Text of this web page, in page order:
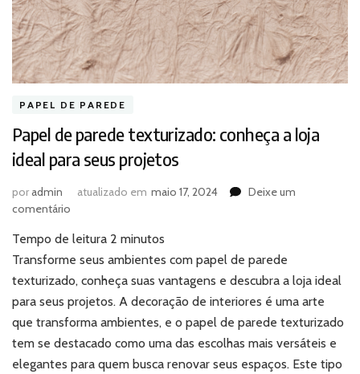
PAPEL DE PAREDE
Papel de parede texturizado: conheça a loja
ideal para seus projetos
poradmin atualizado em maio 17, 2024
Deixe um
comentário
de
parede
texturizado:
a
loja
ideal
para
Tempo de leitura 2 minutos
Transforme seus ambientes com papel de parede
texturizado, conheça suas vantagens e descubra a loja ideal
para seus projetos. A decoração de interiores é uma arte
que transforma ambientes, e o papel de parede texturizado
tem se destacado como uma das escolhas mais versáteis e
elegantes para quem busca renovar seus espaços. Este tipo